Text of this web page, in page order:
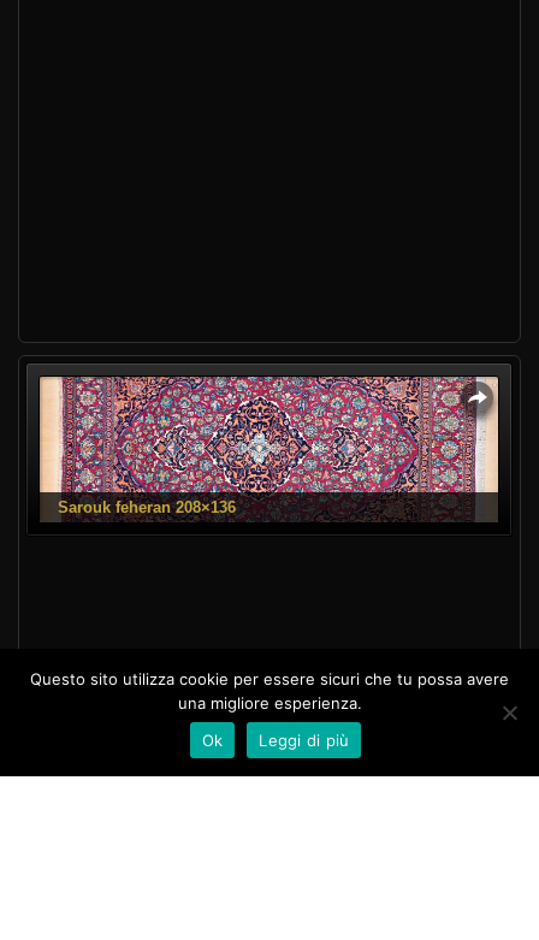
Questo sito utilizza cookie per essere sicuri che tu possa avere
una migliore esperienza.
Ok
Leggi di più